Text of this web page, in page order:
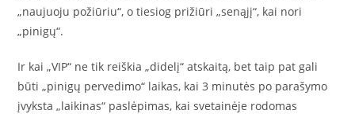
„naujuoju požiūriu“, o tiesiog prižiūri „senąjį“, kai nori
„pinigų“.
Ir kai „VIP“ ne tik reiškia „didelį“ atskaitą, bet taip pat gali
būti „pinigų pervedimo“ laikas, kai 3 minutės po parašymo
įvyksta „laikinas“ paslėpimas, kai svetainėje rodomas